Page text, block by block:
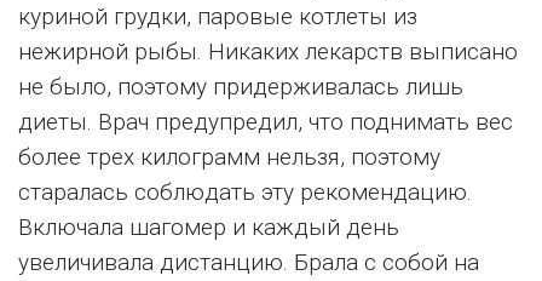
куриной грудки, паровые котлеты из
нежирной рыбы. Никаких лекарств выписано
не было, поэтому придерживалась лишь
диеты. Врач предупредил, что поднимать вес
более трех килограмм нельзя, поэтому
старалась соблюдать эту рекомендацию.
Включала шагомер и каждый день
увеличивала дистанцию. Брала с собой на